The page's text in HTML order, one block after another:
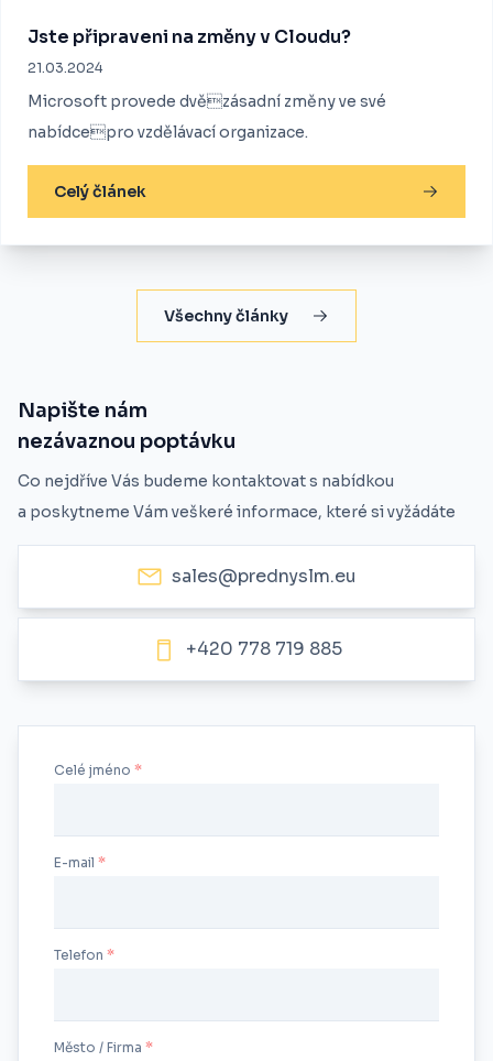
Jste připraveni na změny v Cloudu?
21.03.2024
Microsoft provede dvězásadní změny ve své
nabídcepro vzdělávací organizace.
Celý článek
Všechny články
Napište nám
nezávaznou poptávku
Co nejdříve Vás budeme kontaktovat s nabídkou
a poskytneme Vám veškeré informace, které si vyžádáte
sales@prednyslm.eu
+420 778 719 885
Celé jméno
E-mail
Telefon
Město / Firma